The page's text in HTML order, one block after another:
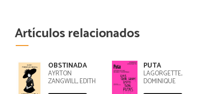
Artículos relacionados
OBSTINADA
AYRTON
ZANGWILL, EDITH
PUTA
LAGORGETTE,
DOMINIQUE